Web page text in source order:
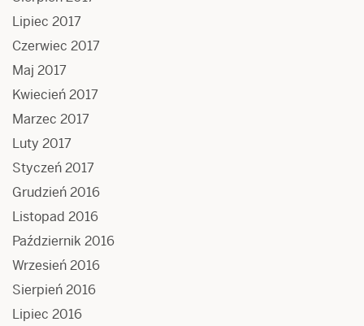
Lipiec 2017
Czerwiec 2017
Maj 2017
Kwiecień 2017
Marzec 2017
Luty 2017
Styczeń 2017
Grudzień 2016
Listopad 2016
Październik 2016
Wrzesień 2016
Sierpień 2016
Lipiec 2016